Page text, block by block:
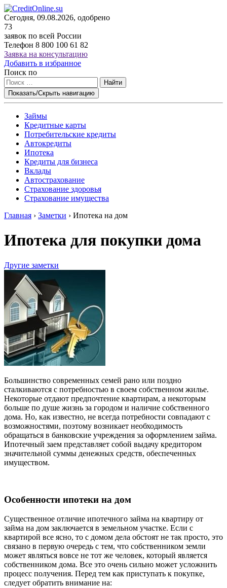
Сегодня, 09.08.2026, одобрено
73
заявок по всей России
Телефон 8 800 100 61 82
Заявка на консультацию
Добавить в избранное
Поиск по
Найти
Показать/Скрыть навигацию
Займы
Кредитные карты
Потребительские кредиты
Автокредиты
Ипотека
Кредиты для бизнеса
Вклады
Автострахование
Страхование здоровья
Страхование имущества
Главная › Заметки › Ипотека на дом
Ипотека для покупки дома
Другие заметки
Большинство современных семей рано или поздно
сталкиваются с потребностью в своем собственном жилье.
Некоторые отдают предпочтение квартирам, а некоторым
больше по душе жизнь за городом и наличие собственного
дома. Но, как известно, не всегда потребности совпадают с
возможностями, поэтому возникает необходимость
обращаться в банковские учреждения за оформлением займа.
Ипотечный заем представляет собой выдачу кредитором
значительной суммы денежных средств, обеспеченных
имуществом.
Особенности ипотеки на дом
Существенное отличие ипотечного займа на квартиру от
займа на дом заключается в земельном участке. Если с
квартирой все ясно, то с домом дела обстоят не так просто, это
связано в первую очередь с тем, что собственником земли
может являться вовсе не тот же человек, который является
собственником дома. Все это очень сильно может усложнить
процесс получения. Перед тем как приступать к покупке,
следует обратить внимание на: